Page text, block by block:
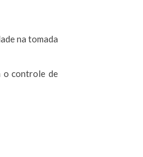
na tomada
o controle de